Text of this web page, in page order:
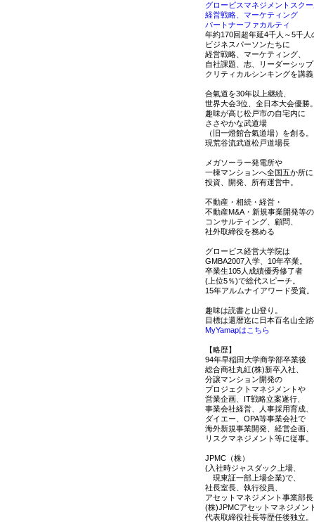
グロービスマネジメントスク
経営戦略、マーケティング
パートナーファカルティ
年約170回超年延4千人～5千人
ビジネスパーソンたちに
経営戦略、マーケティング、
自社課題、志、リーダーシップ
クリティカルシンキングを講義
合氣道を30年以上継続、
世界大会3位、全日本大会優勝。
趣味が高じ松戸市の自宅内に
ささやかな武道場
（旧一燈館合氣道場）を創る。
現荒谷流武道松戸道場長
メガソーラー発電所や
一棟マンションへ全国五か所に
投資、開発、所有運営中。
不動産・相続・経営・
不動産M&A・新規事業開発等の
コンサルティング、顧問、
社外取締役を務める
グロービス経営大学院は
GMBA2007入学、10年卒業。
卒業生105人成績優秀修了者
(上位5％)で総代スピーチ。
15年アルムナイアワード受賞。
趣味は読書と山登り。
目標は還暦迄に日本百名山全踏
MyYamapはこちら
【略歴】
94年早稲田大学商学部卒業後
総合商社丸紅(株)新卒入社、
分譲マンション開発の
プロジェクトマネジメントや
営業企画、IT戦略立案遂行、
事業会社経営、人事採用育成、
ダイエー、OPA等事業会社で
海外新規事業開発、経営企画、
リスクマネジメント等に従事。
JPMC（株）
(入社時ジャスダック上場、
現東証一部上場企業)で、
社長室長、執行役員、
アセットマネジメント事業部長
(株)JPMCアセットマネジメン
代表取締役社長等歴任後独立。